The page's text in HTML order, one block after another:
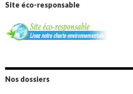
Site éco-responsable
Nos dossiers